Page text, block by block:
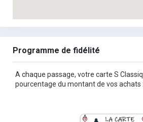
Programme de fidélité
A chaque passage, votre carte S
pourcentage du montant de vos achats :